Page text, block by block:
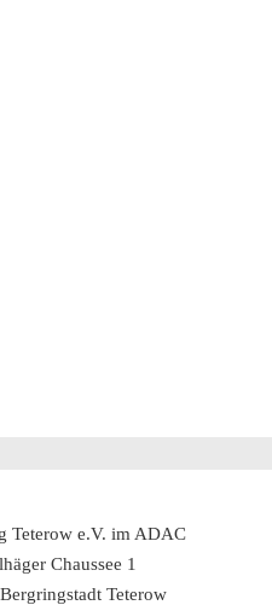
Teterow e.V. im ADAC
Chaussee 1
Teterow